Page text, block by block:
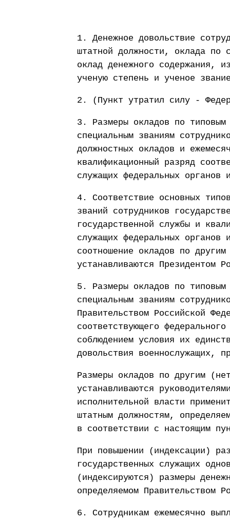
1. Денежное довольствие
штатной должности, оклада по
оклад денежного содержания,
ученую степень и ученое
2. (Пункт утратил силу -
3. Размеры окладов по
специальным званиям
должностных окладов и
квалификационный разряд
служащих федеральных органов
4. Соответствие основных
званий сотрудников
государственной службы и
служащих федеральных органов
соотношение окладов по
устанавливаются Президентом
5. Размеры окладов по
специальным званиям
Правительством Российской
соответствующего
соблюдением условия их
довольствия военнослужащих,
Размеры окладов по другим
устанавливаются
исполнительной власти
штатным должностям,
в соответствии с настоящим
При повышении (индексации)
государственных служащих
(индексируются) размеры
определяемом Правительством
6. Сотрудникам ежемесячно